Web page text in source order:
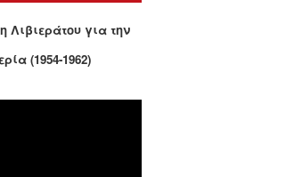
Λιβιεράτου για την
(1954-1962)